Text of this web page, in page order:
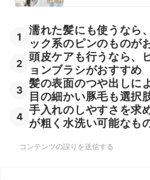
1
濡れた髪にも使うなら
ック系のピンのものが
2
頭皮ケアも行うなら、
ョンブラシがおすすめ
3
髪の表面のつや出しに
目の細かい豚毛も選択
4
手入れのしやすさを求
が粗く水洗い可能なも
コンテンツの誤りを送信する